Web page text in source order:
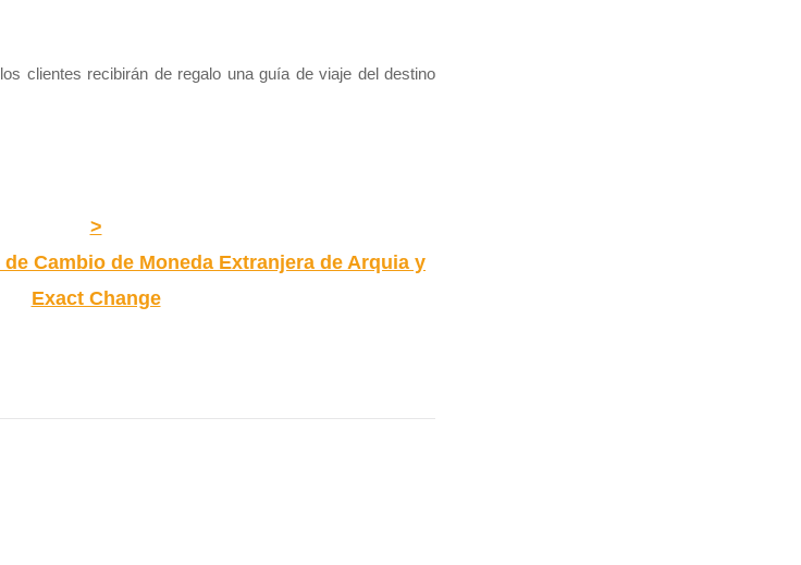
clientes recibirán de regalo una guía de viaje del destino
>
Cambio de Moneda Extranjera de Arquia y
Exact Change